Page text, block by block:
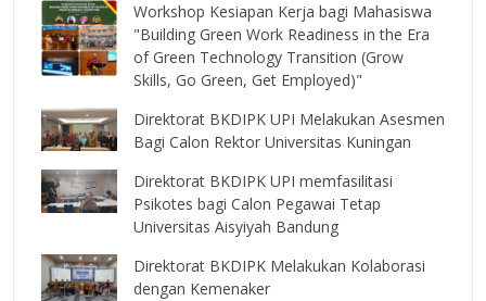
Workshop Kesiapan Kerja bagi Mahasiswa
"Building Green Work Readiness in the Era
of Green Technology Transition (Grow
Skills, Go Green, Get Employed)"
Direktorat BKDIPK UPI Melakukan Asesmen
Bagi Calon Rektor Universitas Kuningan
Direktorat BKDIPK UPI memfasilitasi
Psikotes bagi Calon Pegawai Tetap
Universitas Aisyiyah Bandung
Direktorat BKDIPK Melakukan Kolaborasi
dengan Kemenaker